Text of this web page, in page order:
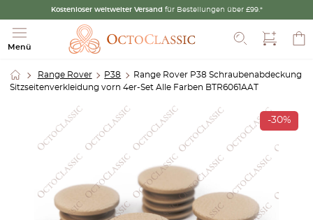
Kostenloser weltweiter Versand für Bestellungen über £99.*
Menü
Suche
Range Rover P38
Range Rover P38 Schraubenabdeckung
Sitzseitenverkleidung vorn 4er-Set Alle Farben BTR6061AAT
-30%